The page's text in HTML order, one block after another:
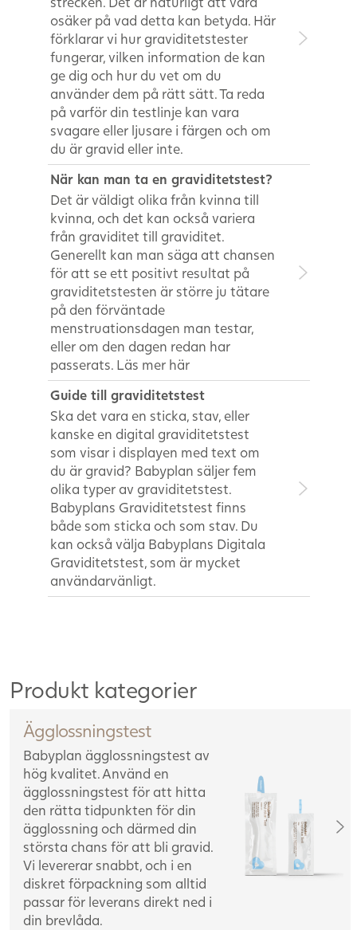
osäker på vad detta kan betyda. Här
förklarar vi hur graviditetstester
fungerar, vilken information de kan
ge dig och hur du vet om du
använder dem på rätt sätt. Ta reda
på varför din testlinje kan vara
svagare eller ljusare i färgen och om
du är gravid eller inte.
När kan man ta en graviditetstest?
Det är väldigt olika från kvinna till
kvinna, och det kan också variera
från graviditet till graviditet.
Generellt kan man säga att chansen
för att se ett positivt resultat på
graviditetstesten är större ju tätare
på den förväntade
menstruationsdagen man testar,
eller om den dagen redan har
passerats. Läs mer här
Guide till graviditetstest
Ska det vara en sticka, stav, eller
kanske en digital graviditetstest
som visar i displayen med text om
du är gravid? Babyplan säljer fem
olika typer av graviditetstest.
Babyplans Graviditetstest finns
både som sticka och som stav. Du
kan också välja Babyplans Digitala
Graviditetstest, som är mycket
användarvänligt.
Produkt kategorier
Ägglossningstest
Babyplan ägglossningstest av
hög kvalitet. Använd en
ägglossningstest för att hitta
den rätta tidpunkten för din
ägglossning och därmed din
största chans för att bli gravid.
Vi levererar snabbt, och i en
diskret förpackning som alltid
passar för leverans direkt ned i
din brevlåda.